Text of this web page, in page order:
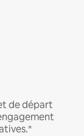
de départ